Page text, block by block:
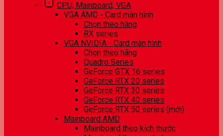
CPU, Mainboard, VGA
VGA AMD - Card màn hình
Chọn theo hãng
RX series
VGA NVIDIA - Card màn hình
Chọn theo hãng
Quadro Series
GeForce GTX 16 series
GeForce RTX 20 series
GeForce RTX 30 series
GeForce RTX 40 series
GeForce RTX 50 series (mới)
Mainboard AMD
Mainboard theo kích thước